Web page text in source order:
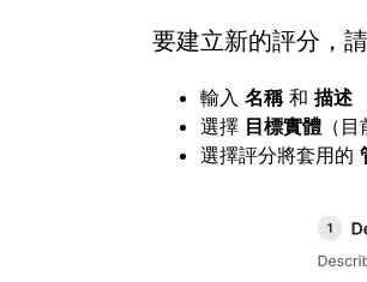
要建立新的評分，
輸入 名稱和 描述
選擇 目標實體 （
選擇評分將套用的